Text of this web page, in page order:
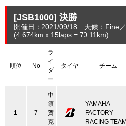
[JSB1000] 決勝
開催日：2021/09/18 天候：Fine
(4.674km x 15laps = 70.11km)
順位 No
ラ
イ
ダ
ー
タイヤ チーム
1 7
中
須
賀
克
YAMAHA
FACTORY
RACING TEAM